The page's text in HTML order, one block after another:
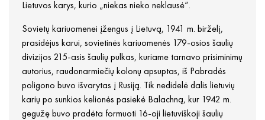
Lietuvos karys, kurio „niekas nieko neklausė“.
Sovietų kariuomenei įžengus į Lietuvą, 1941 m. birželį,
prasidėjus karui, sovietinės kariuomenės 179-osios šaulių
divizijos 215-asis šaulių pulkas, kuriame tarnavo prisiminimų
autorius, raudonarmiečių kolonų apsuptas, iš Pabradės
poligono buvo išvarytas į Rusiją. Tik nedidelė dalis lietuvių
karių po sunkios kelionės pasiekė Balachną, kur 1942 m.
gegužę buvo pradėta formuoti 16-oji lietuviškoji šaulių